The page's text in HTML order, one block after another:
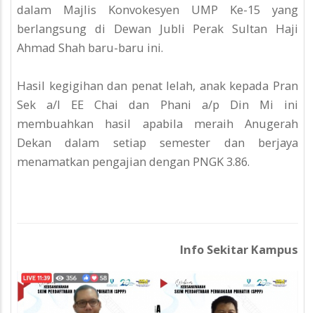
dalam Majlis Konvokesyen UMP Ke-15 yang
berlangsung di Dewan Jubli Perak Sultan Haji
Ahmad Shah baru-baru ini.
Hasil kegigihan dan penat lelah, anak kepada Pran
Sek a/l EE Chai dan Phani a/p Din Mi ini
membuahkan hasil apabila meraih Anugerah
Dekan dalam setiap semester dan berjaya
menamatkan pengajian dengan PNGK 3.86.
Info Sekitar Kampus